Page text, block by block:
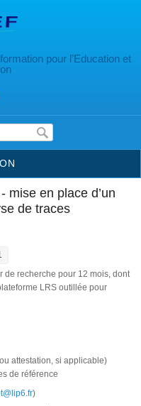
pour l’Education et
mise en place d’un
de traces
de recherche pour 12 mois, dont
LRS outillée pour
attestation, si applicable)
de référence
)